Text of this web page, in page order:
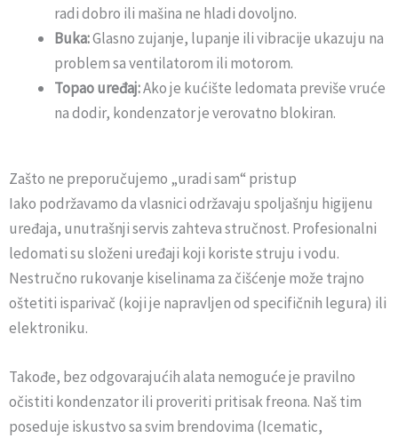
radi dobro ili mašina ne hladi dovoljno.
Buka:Glasno zujanje, lupanje ili vibracije ukazuju na
problem sa ventilatorom ili motorom.
Topao uređaj:Ako je kućište ledomata previše vruće
na dodir, kondenzator je verovatno blokiran.
Zašto ne preporučujemo „uradi sam“ pristup
Iako podržavamo da vlasnici održavaju spoljašnju higijenu
uređaja, unutrašnji servis zahteva stručnost. Profesionalni
ledomati su složeni uređaji koji koriste struju i vodu.
Nestručno rukovanje kiselinama za čišćenje može trajno
oštetiti isparivač (koji je napravljen od specifičnih legura) ili
elektroniku.
Takođe, bez odgovarajućih alata nemoguće je pravilno
očistiti kondenzator ili proveriti pritisak freona. Naš tim
poseduje iskustvo sa svim brendovima (Icematic,